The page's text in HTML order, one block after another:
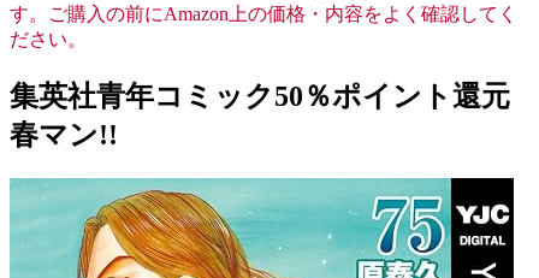
す。ご購入の前にAmazon上の価格・内容をよく確認してく
ださい。
集英社青年コミック50％ポイント還元
春マン!!